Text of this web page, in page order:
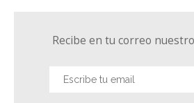
Recibe en tu correo